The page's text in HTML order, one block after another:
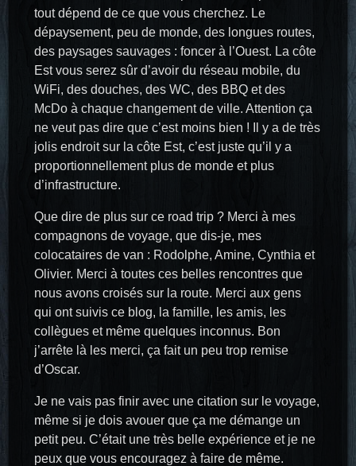
tout dépend de ce que vous cherchez. Le
dépaysement, peu de monde, des longues routes,
des paysages sauvages : foncer à l’Ouest. La côte
Est vous serez sûr d’avoir du réseau mobile, du
WiFi, des douches, des WC, des BBQ et des
McDo à chaque changement de ville. Attention ça
ne veut pas dire que c’est moins bien ! Il y a de très
jolis endroit sur la côte Est, c’est juste qu’il y a
proportionnellement plus de monde et plus
d’infrastructure.
Que dire de plus sur ce road trip ? Merci à mes
compagnons de voyage, que dis-je, mes
colocataires de van : Rodolphe, Amine, Cynthia et
Olivier. Merci à toutes ces belles rencontres que
nous avons croisés sur la route. Merci aux gens
qui ont suivis ce blog, la famille, les amis, les
collègues et même quelques inconnus. Bon
j’arrête là les merci, ça fait un peu trop remise
d’Oscar.
Je ne vais pas finir avec une citation sur le voyage,
même si je dois avouer que ça me démange un
petit peu. C’était une très belle expérience et je ne
peux que vous encouragez à faire de même.